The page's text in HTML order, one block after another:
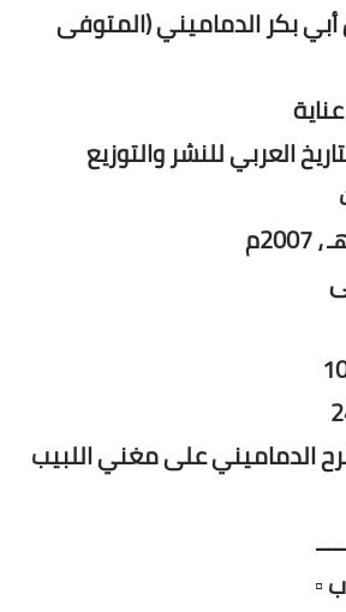
بكر الدماميني (المتوفى
العربي للنشر والتوزيع
الدماميني على مغني اللبيب
▫️